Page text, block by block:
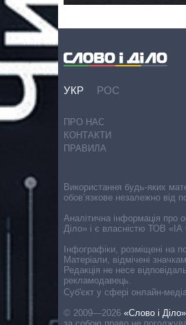
УКР РОС
ПРО НАС
КОНТАКТИ
ПРАВИЛА
Cуб'єкт у сфері онлайн-
© 2009—2026 «Слово і Діло»
Використання будь-яких
обов’язкове незалежно від
Аналітична інформація про
Діло» і є власністю ТОВ «ІА
Інфографіки, розміщені на
Матеріали, відмічені
Редакція не несе
рекламодавець.